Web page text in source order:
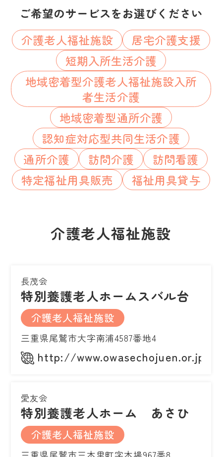
ご希望のサービスをお選びください
介護老人福祉施設
居宅介護支援
短期入所生活介護
地域密着型介護老人福祉施設入所
者生活介護
地域密着型通所介護
認知症対応型共同生活介護
通所介護
訪問介護
訪問看護
特定福祉用具販売
福祉用具貸与
介護老人福祉施設
長茂会
特別養護老人ホームスバル台
介護老人福祉施設
三重県尾鷲市大字南浦4587番地4
http://www.owasechojuen.or.jp/
愛友会
特別養護老人ホーム あさひ
介護老人福祉施設